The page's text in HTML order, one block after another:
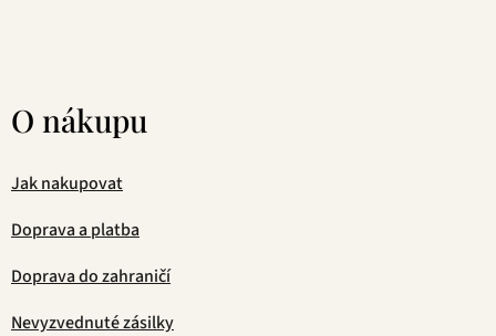
O nákupu
Jak nakupovat
Doprava a platba
Doprava do zahraničí
Nevyzvednuté zásilky